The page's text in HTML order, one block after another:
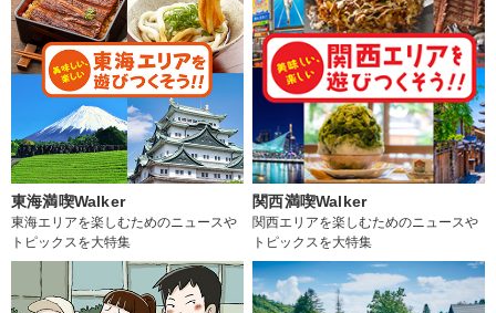
東海満喫Walker
東海エリアを楽しむためのニュースや
トピックスを大特集
関西満喫Walker
関西エリアを楽しむためのニュースや
トピックスを大特集